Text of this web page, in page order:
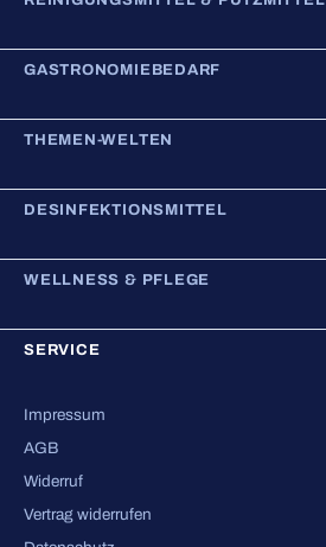
GASTRONOMIEBEDARF
THEMEN-WELTEN
DESINFEKTIONSMITTEL
WELLNESS & PFLEGE
SERVICE
Impressum
AGB
Widerruf
Vertrag widerrufen